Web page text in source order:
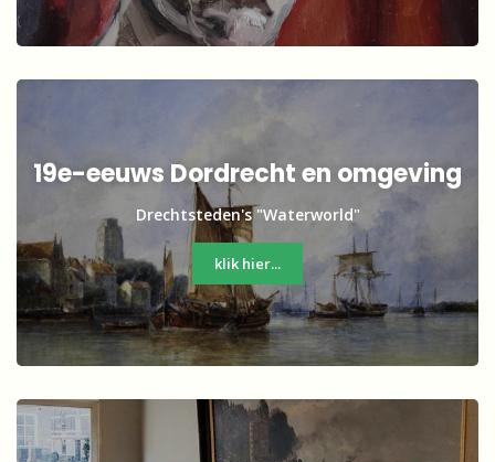
19e-eeuws Dordrecht en omgeving
Drechtsteden's "Waterworld"
klik hier...